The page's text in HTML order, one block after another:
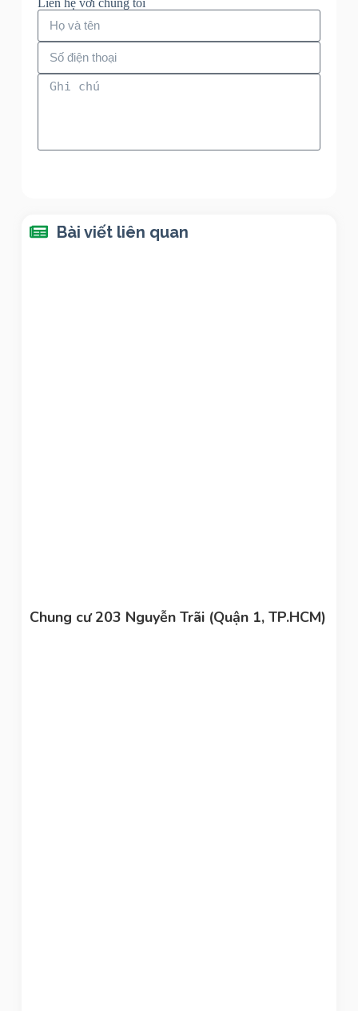
Liên hệ với chúng tôi
Bài viết liên quan
Chung cư 203 Nguyễn Trãi (Quận 1, TP.HCM)